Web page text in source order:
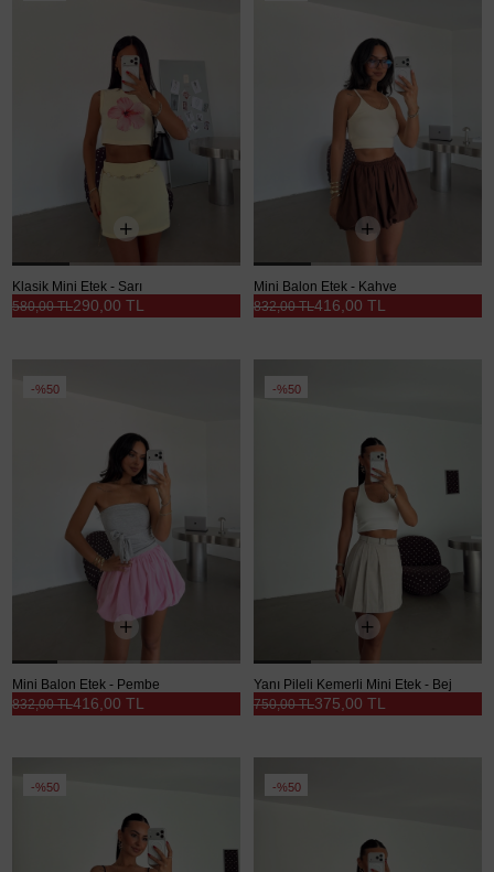
Klasik Mini Etek - Sarı
290,00 TL
580,00 TL
Mini Balon Etek - Kahve
416,00 TL
832,00 TL
%50
Mini Balon Etek - Pembe
416,00 TL
832,00 TL
%50
Yanı Pileli Kemerli Mini Etek - Bej
375,00 TL
750,00 TL
%50 %50